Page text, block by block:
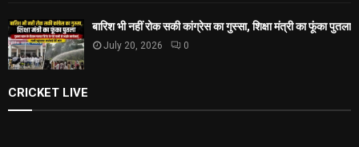
बारिश भी नहीं रोक सकी कांग्रेस का गुस्सा, शिक्षा मंत्री का फूंका पुतला
July 20, 2026 0
CRICKET LIVE